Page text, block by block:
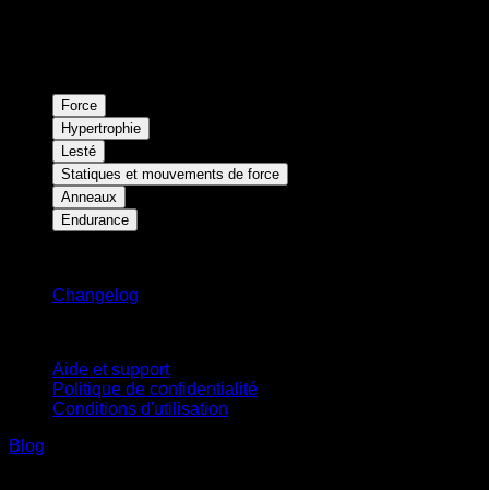
Force
Hypertrophie
Lesté
Statiques et mouvements de force
Anneaux
Endurance
Changelog
Aide et support
Politique de confidentialité
Conditions d'utilisation
Blog